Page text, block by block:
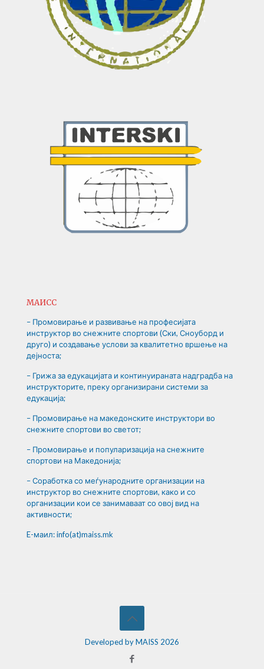
МАИСС
– Промовирање и развивање на професијата
инструктор во снежните спортови (Ски, Сноуборд и
друго) и создавање услови за квалитетно вршење на
дејноста;
– Грижа за едукацијата и континуираната надградба на
инструкторите, преку организирани системи за
едукација;
– Промовирање на македонските инструктори во
снежните спортови во светот;
– Промовирање и популаризација на снежните
спортови на Македонија;
– Соработка со меѓународните организации на
инструктор во снежните спортови, како и со
организации кои се занимаваат со овој вид на
активности;
E-маил: info(at)maiss.mk
Developed by MAISS 2026